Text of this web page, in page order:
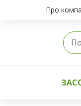
Про